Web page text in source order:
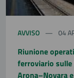
AVVISO 04
Riunione
ferroviario
Arona–Novara